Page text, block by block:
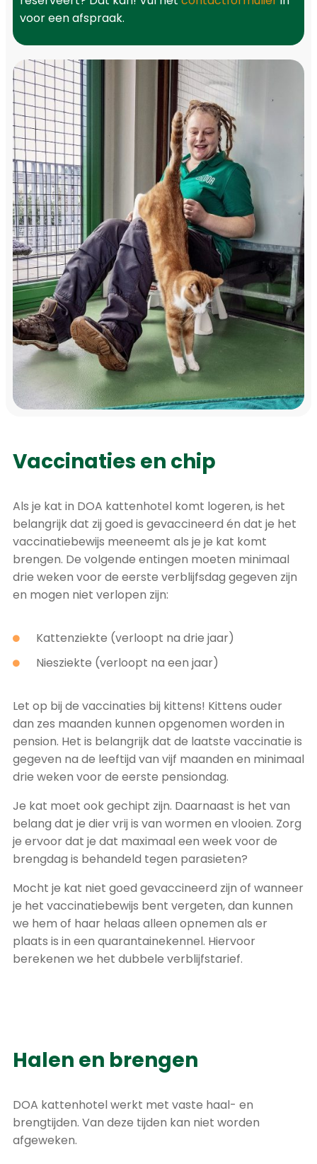
voor een afspraak.
Vaccinaties en chip
Als je kat in DOA kattenhotel komt logeren, is het
belangrijk dat zij goed is gevaccineerd én dat je het
vaccinatiebewijs meeneemt als je je kat komt
brengen. De volgende entingen moeten minimaal
drie weken voor de eerste verblijfsdag gegeven zijn
en mogen niet verlopen zijn:
Kattenziekte (verloopt na drie jaar)
Niesziekte (verloopt na een jaar)
Let op bij de vaccinaties bij kittens! Kittens ouder
dan zes maanden kunnen opgenomen worden in
pension. Het is belangrijk dat de laatste vaccinatie is
gegeven na de leeftijd van vijf maanden en minimaal
drie weken voor de eerste pensiondag.
Je kat moet ook gechipt zijn. Daarnaast is het van
belang dat je dier vrij is van wormen en vlooien. Zorg
je ervoor dat je dat maximaal een week voor de
brengdag is behandeld tegen parasieten?
Mocht je kat niet goed gevaccineerd zijn of wanneer
je het vaccinatiebewijs bent vergeten, dan kunnen
we hem of haar helaas alleen opnemen als er
plaats is in een quarantainekennel. Hiervoor
berekenen we het dubbele verblijfstarief.
Halen en brengen
DOA kattenhotel werkt met vaste haal- en
brengtijden. Van deze tijden kan niet worden
afgeweken.